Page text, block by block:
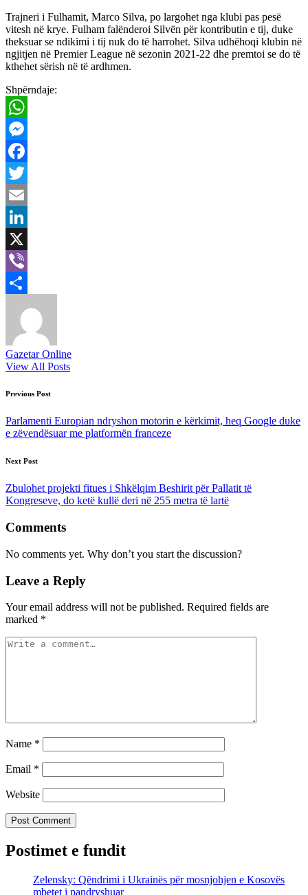
Trajneri i Fulhamit, Marco Silva, po largohet nga klubi pas pesë
vitesh në krye. Fulham falënderoi Silvën për kontributin e tij, duke
theksuar se ndikimi i tij nuk do të harrohet. Silva udhëhoqi klubin në
ngjitjen në Premier League në sezonin 2021-22 dhe premtoi se do të
kthehet sërish në të ardhmen.
Shpërndaje:
WhatsApp
Messenger
Facebook
Twitter
Email
LinkedIn
X
Viber
Gazetar Online
View All Posts
Post
navigation
Previous Post
Parlamenti Europian ndryshon motorin e kërkimit, heq Google duke
e zëvendësuar me platformën franceze
Next Post
Zbulohet projekti fitues i Shkëlqim Beshirit për Pallatit të
Kongreseve, do ketë kullë deri në 255 metra të lartë
Comments
No comments yet. Why don’t you start the discussion?
Leave a Reply
Your email address will not be published. Required fields are
marked *
Name *
Email *
Website
Postimet e fundit
Zelensky: Qëndrimi i Ukrainës për mosnjohjen e Kosovës
mbetet i pandryshuar